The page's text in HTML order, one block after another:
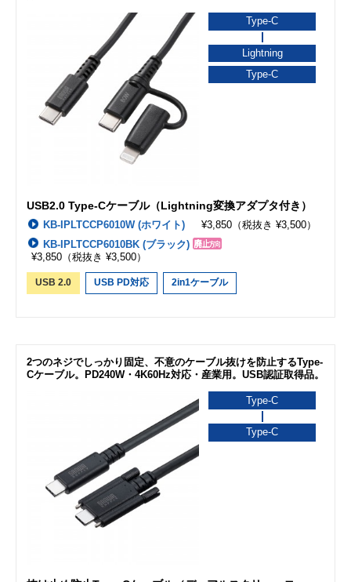
Type-C
Lightning
Type-C
USB2.0 Type-Cケーブル（Lightning変換アダプタ付き）
KB-IPLTCCP6010W (ホワイト) ¥3,850（税抜き ¥3,500）
KB-IPLTCCP6010BK (ブラック)
¥3,850（税抜き ¥3,500）
USB 2.0 USB PD対応 2in1ケーブル
2つのネジでしっかり固定、不意のケーブル抜けを防止するType-
Cケーブル。PD240W・4K60Hz対応・産業用。USB認証取得品。
Type-C
Type-C